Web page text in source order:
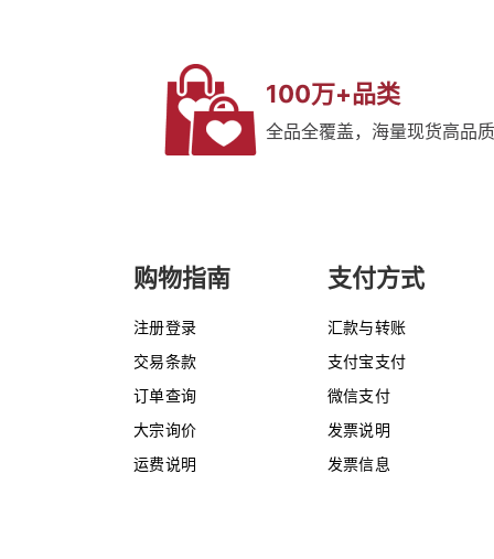
100万+品类
全品全覆盖，海量现货高品
购物指南
注册登录
交易条款
订单查询
大宗询价
运费说明
支付方式
汇款与转账
支付宝支付
微信支付
发票说明
发票信息